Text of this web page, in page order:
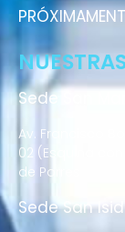
Sede San
Av. Francisco
02 (Esquina
de Porres
Sede San